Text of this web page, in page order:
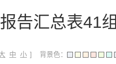
告汇总表41组
中 小 ] 背景色：